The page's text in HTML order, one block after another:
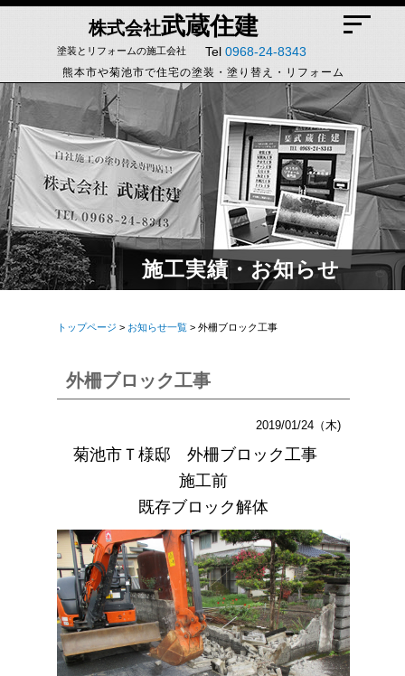
塗装とリフォームの施工会社
株式会社武蔵住建
熊本市や菊池市で住宅の塗装・塗り替え・リフォーム
Tel 0968-24-8343
施工実績・お知らせ
トップページ > お知らせ一覧> 外柵ブロック工事
外柵ブロック工事
2019/01/24（木)
菊池市Ｔ様邸 外柵ブロック工事
施工前
既存ブロック解体